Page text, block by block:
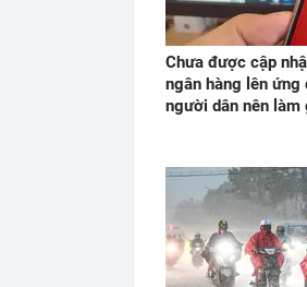
Chưa được cập
ngân hàng lên ứng
người dân nên làm